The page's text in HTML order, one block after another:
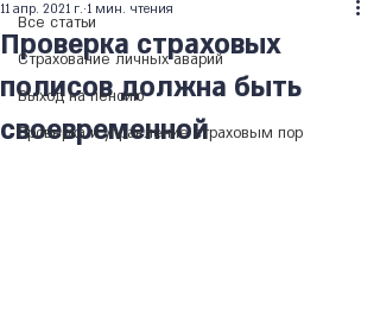
Все статьи
Страхование личных аварий
Выход на пенсию
Проверка и управление страховым пор
Проверка страховых
полисов должна быть
своевременной
11 апр. 2021 г. 1 мин. чтения